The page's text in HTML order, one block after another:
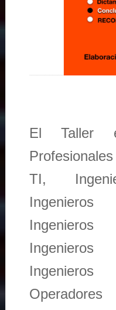
El Taller
TI,